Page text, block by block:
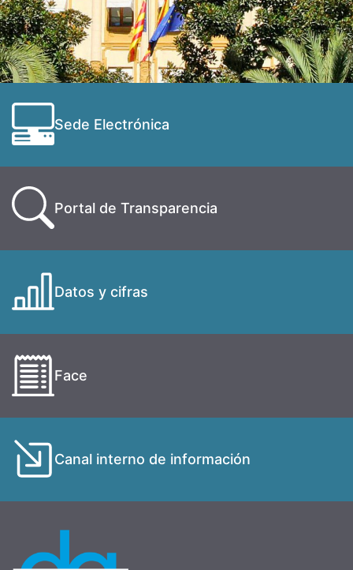
Sede Electrónica
Portal de Transparencia
Datos y cifras
Face
Canal interno de información